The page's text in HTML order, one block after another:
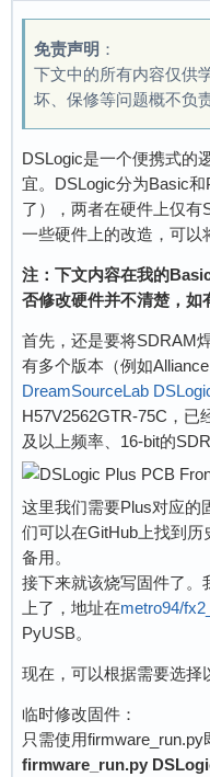
免责声明 ：
下文中的所有内容仅供
坏、保修等问题概不负
DSLogic是一个便携式的
宜。DSLogic分为Basic
了），两者在硬件上仅
一些硬件上的改造，可以
注：下文内容在我的
否修改硬件并不清楚，如
首先，还是要将SDRAM
有多个版本（例如
DreamSourceLab
H57V2562GTR-75C，已
及以上频率、16-bit的
这里我们需要Plus对应的
们可以在GitHub上找到历
备用。
接下来就该烧写固件了。
上了，地址在metro94/
PyUSB。
现在，可以根据需要选择
临时修改固件：
只需使用firmware_run.py
firmware_run.py